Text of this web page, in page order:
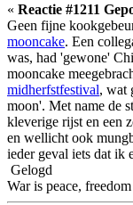
« Reactie #1211
Geen fijne
mooncake. Een
was, had 'gewone'
mooncake
midherfstfestival, wat
moon'. Met name de
kleverige rijst en een
en wellicht ook
ieder geval iets dat ik
Gelogd
War is peace,